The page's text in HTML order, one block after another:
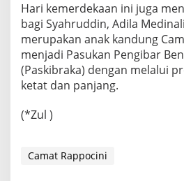
Hari kemerdekaan ini juga
bagi Syahruddin, Adila
merupakan anak kandung
menjadi Pasukan Pengibar
(Paskibraka) dengan melalui
ketat dan panjang.
(*Zul )
Camat Rappocini